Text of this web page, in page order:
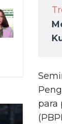
para